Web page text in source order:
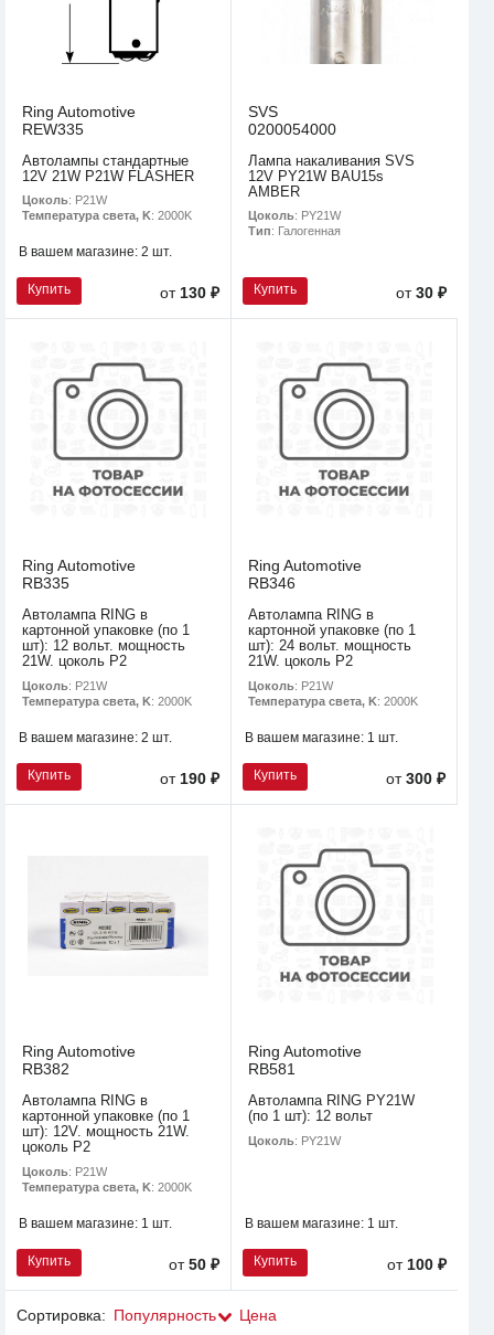
Ring Automotive
REW335
Автолампы стандартные
12V 21W P21W FLASHER
Цоколь: P21W
Температура света, K: 2000K
В вашем магазине: 2 шт.
Купить от 130 ₽
SVS
0200054000
Лампа накаливания SVS
12V PY21W BAU15s
AMBER
Цоколь: PY21W
Тип: Галогенная
Купить от30 ₽
Ring Automotive
RB335
Автолампа RING в
картонной упаковке (по 1
шт): 12 вольт. мощность
21W. цоколь P2
Цоколь: P21W
Температура света, K: 2000K
В вашем магазине: 2 шт.
Купить от 190 ₽
Ring Automotive
RB346
Автолампа RING в
картонной упаковке (по 1
шт): 24 вольт. мощность
21W. цоколь P2
Цоколь: P21W
Температура света, K: 2000K
В вашем магазине: 1 шт.
Купить от300 ₽
Ring Automotive
RB382
Автолампа RING в
картонной упаковке (по 1
шт): 12V. мощность 21W.
цоколь P2
Цоколь: P21W
Температура света, K: 2000K
В вашем магазине: 1 шт.
Купить от50 ₽
Ring Automotive
RB581
Автолампа RING PY21W
(по 1 шт): 12 вольт
Цоколь: PY21W
В вашем магазине: 1 шт.
Купить от 100 ₽
Сортировка: Популярность Цена